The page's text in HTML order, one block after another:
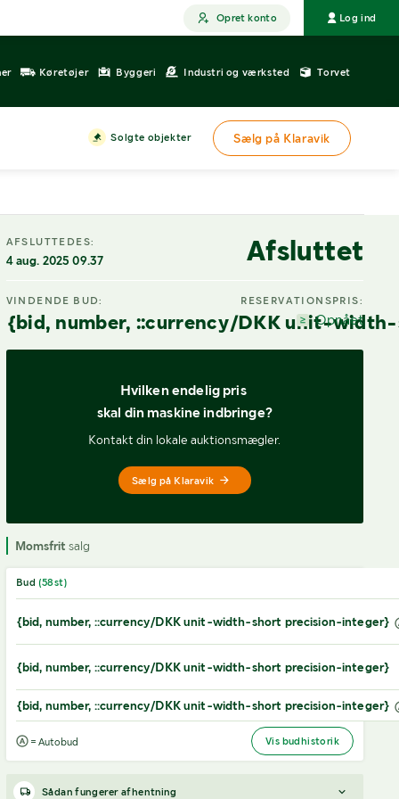
Opret konto Log ind
Køretøjer Byggeri Industri og værksted Torvet
Solgte objekter Sælg på Klaravik
AFSLUTTEDES:
4 aug. 2025 09.37 Afsluttet
VINDENDE BUD:
{bid, number, ::currency/DKK unit-
RESERVATIONSPRIS:
Opnået
Hvilken endelig pris
skal din maskine indbringe?
Kontakt din lokale auktionsmægler.
Sælg på Klaravik
Momsfrit salg
Bud (58st)
{bid, number, ::currency/DKK unit-width-short precision-integer}
{bid, number, ::currency/DKK unit-width-short precision-integer}
{bid, number, ::currency/DKK unit-width-short precision-integer}
= Autobud Vis budhistorik
Sådan fungerer afhentning